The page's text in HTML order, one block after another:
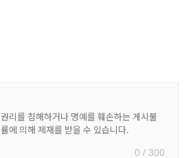
0 / 300